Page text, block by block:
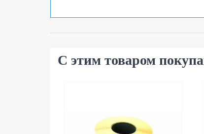
С этим товаром